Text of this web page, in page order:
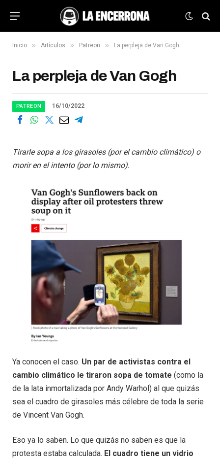
Inicio » Artículos » Patreon » La perpleja de Van Gogh
La perpleja de Van Gogh
PATREON 16/10/2022
Tirarle sopa a los girasoles (por el cambio climático) o
morir en el intento (por lo mismo).
Ya conocen el caso. Un par de activistas contra el
cambio climático le tiraron sopa de tomate (como la
de la lata inmortalizada por Andy Warhol) al que quizás
sea el cuadro de girasoles más célebre de toda la serie
de Vincent Van Gogh.
Eso ya lo saben. Lo que quizás no saben es que la
protesta estaba calculada. El cuadro tiene un vidrio